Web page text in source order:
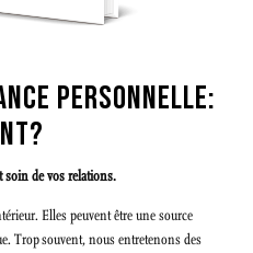
PERSONNELLE:
soin de vos relations.
Elles peuvent être une source
Trop souvent, nous entretenons des